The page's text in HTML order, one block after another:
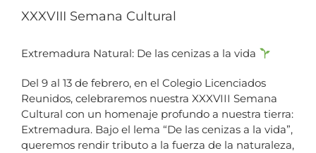
XXXVIII Semana Cultural
Extremadura Natural: De las cenizas a la vida
Del 9 al 13 de febrero, en el Colegio Licenciados
Reunidos, celebraremos nuestra XXXVIII Semana
Cultural con un homenaje profundo a nuestra tierra:
Extremadura. Bajo el lema “De las cenizas a la vida”,
queremos rendir tributo a la fuerza de la naturaleza,